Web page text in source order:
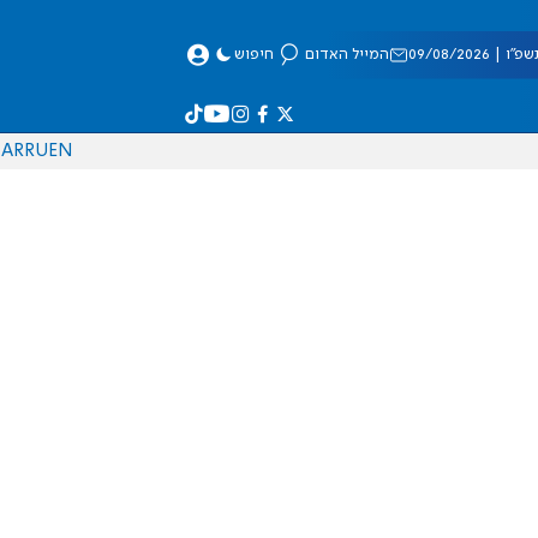
08/2026 המייל האדום חיפוש
EN
RU
AR